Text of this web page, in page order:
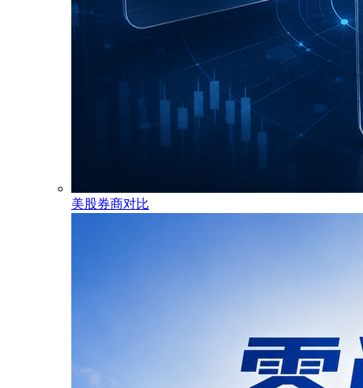
美股券商对比